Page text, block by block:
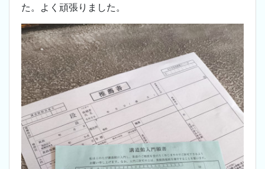
た。よく頑張りました。